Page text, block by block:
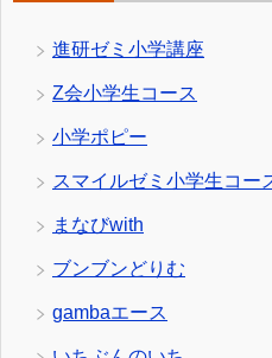
進研ゼミ小学講座
Z会小学生コース
小学ポピー
スマイルゼミ小学生コー
まなびwith
ブンブンどりむ
gambaエース